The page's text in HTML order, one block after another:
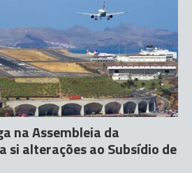
na Assembleia da
si alterações ao Subsídio de